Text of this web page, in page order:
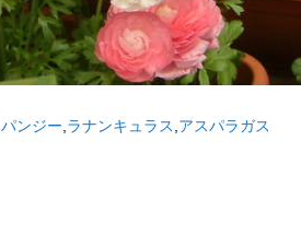
パンジー ラナンキュラス アスパラガス